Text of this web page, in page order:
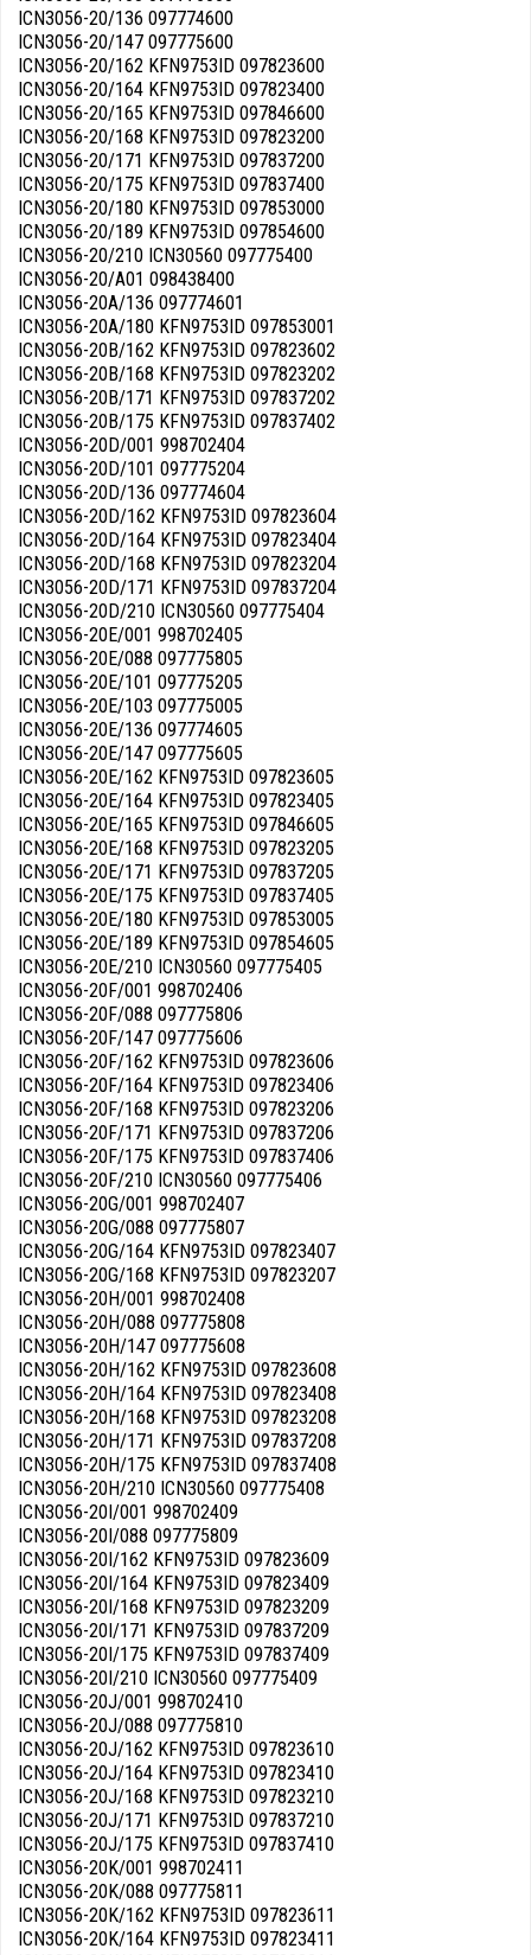
ICN3056-20/136 097774600
ICN3056-20/147 097775600
ICN3056-20/162 KFN9753ID 097823600
ICN3056-20/164 KFN9753ID 097823400
ICN3056-20/165 KFN9753ID 097846600
ICN3056-20/168 KFN9753ID 097823200
ICN3056-20/171 KFN9753ID 097837200
ICN3056-20/175 KFN9753ID 097837400
ICN3056-20/180 KFN9753ID 097853000
ICN3056-20/189 KFN9753ID 097854600
ICN3056-20/210 ICN30560 097775400
ICN3056-20/A01 098438400
ICN3056-20A/136 097774601
ICN3056-20A/180 KFN9753ID 097853001
ICN3056-20B/162 KFN9753ID 097823602
ICN3056-20B/168 KFN9753ID 097823202
ICN3056-20B/171 KFN9753ID 097837202
ICN3056-20B/175 KFN9753ID 097837402
ICN3056-20D/001 998702404
ICN3056-20D/101 097775204
ICN3056-20D/136 097774604
ICN3056-20D/162 KFN9753ID 097823604
ICN3056-20D/164 KFN9753ID 097823404
ICN3056-20D/168 KFN9753ID 097823204
ICN3056-20D/171 KFN9753ID 097837204
ICN3056-20D/210 ICN30560 097775404
ICN3056-20E/001 998702405
ICN3056-20E/088 097775805
ICN3056-20E/101 097775205
ICN3056-20E/103 097775005
ICN3056-20E/136 097774605
ICN3056-20E/147 097775605
ICN3056-20E/162 KFN9753ID 097823605
ICN3056-20E/164 KFN9753ID 097823405
ICN3056-20E/165 KFN9753ID 097846605
ICN3056-20E/168 KFN9753ID 097823205
ICN3056-20E/171 KFN9753ID 097837205
ICN3056-20E/175 KFN9753ID 097837405
ICN3056-20E/180 KFN9753ID 097853005
ICN3056-20E/189 KFN9753ID 097854605
ICN3056-20E/210 ICN30560 097775405
ICN3056-20F/001 998702406
ICN3056-20F/088 097775806
ICN3056-20F/147 097775606
ICN3056-20F/162 KFN9753ID 097823606
ICN3056-20F/164 KFN9753ID 097823406
ICN3056-20F/168 KFN9753ID 097823206
ICN3056-20F/171 KFN9753ID 097837206
ICN3056-20F/175 KFN9753ID 097837406
ICN3056-20F/210 ICN30560 097775406
ICN3056-20G/001 998702407
ICN3056-20G/088 097775807
ICN3056-20G/164 KFN9753ID 097823407
ICN3056-20G/168 KFN9753ID 097823207
ICN3056-20H/001 998702408
ICN3056-20H/088 097775808
ICN3056-20H/147 097775608
ICN3056-20H/162 KFN9753ID 097823608
ICN3056-20H/164 KFN9753ID 097823408
ICN3056-20H/168 KFN9753ID 097823208
ICN3056-20H/171 KFN9753ID 097837208
ICN3056-20H/175 KFN9753ID 097837408
ICN3056-20H/210 ICN30560 097775408
ICN3056-20I/001 998702409
ICN3056-20I/088 097775809
ICN3056-20I/162 KFN9753ID 097823609
ICN3056-20I/164 KFN9753ID 097823409
ICN3056-20I/168 KFN9753ID 097823209
ICN3056-20I/171 KFN9753ID 097837209
ICN3056-20I/175 KFN9753ID 097837409
ICN3056-20I/210 ICN30560 097775409
ICN3056-20J/001 998702410
ICN3056-20J/088 097775810
ICN3056-20J/162 KFN9753ID 097823610
ICN3056-20J/164 KFN9753ID 097823410
ICN3056-20J/168 KFN9753ID 097823210
ICN3056-20J/171 KFN9753ID 097837210
ICN3056-20J/175 KFN9753ID 097837410
ICN3056-20K/001 998702411
ICN3056-20K/088 097775811
ICN3056-20K/162 KFN9753ID 097823611
ICN3056-20K/164 KFN9753ID 097823411